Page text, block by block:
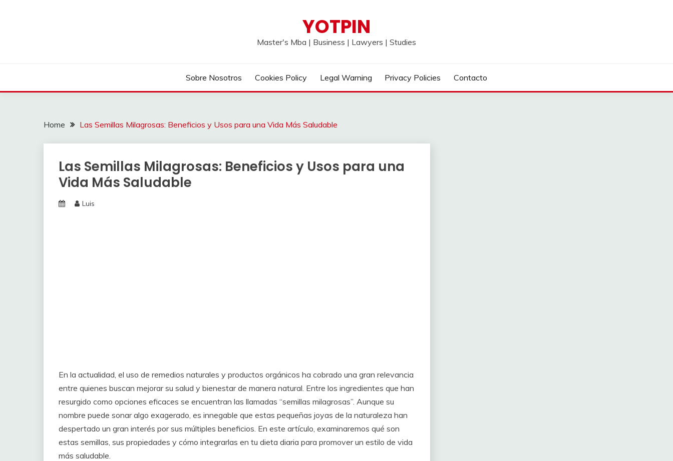
YOTPIN
Master's Mba | Business | Lawyers | Studies
Sobre Nosotros Cookies Policy Legal Warning Privacy Policies Contacto
Home Las Semillas Milagrosas: Beneficios y Usos para una Vida Más Saludable
Las Semillas Milagrosas: Beneficios y Usos para una
Vida Más Saludable
Luis
En la actualidad, el uso de remedios naturales y productos orgánicos ha cobrado una gran relevancia
entre quienes buscan mejorar su salud y bienestar de manera natural. Entre los ingredientes que han
resurgido como opciones eficaces se encuentran las llamadas “semillas milagrosas”. Aunque su
nombre puede sonar algo exagerado, es innegable que estas pequeñas joyas de la naturaleza han
despertado un gran interés por sus múltiples beneficios. En este artículo, examinaremos qué son
estas semillas, sus propiedades y cómo integrarlas en tu dieta diaria para promover un estilo de vida
más saludable.